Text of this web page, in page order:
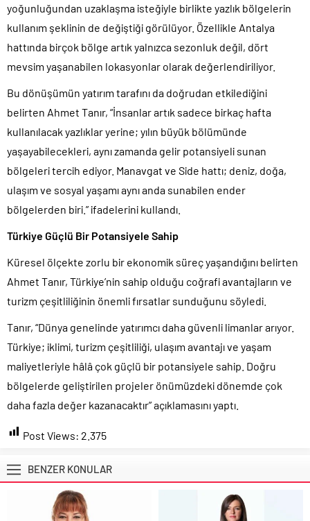
yoğunluğundan uzaklaşma isteğiyle birlikte yazlık bölgelerin
kullanım şeklinin de değiştiği görülüyor. Özellikle Antalya
hattında birçok bölge artık yalnızca sezonluk değil, dört
mevsim yaşanabilen lokasyonlar olarak değerlendiriliyor.
Bu dönüşümün yatırım tarafını da doğrudan etkilediğini
belirten Ahmet Tanır, “İnsanlar artık sadece birkaç hafta
kullanılacak yazlıklar yerine; yılın büyük bölümünde
yaşayabilecekleri, aynı zamanda gelir potansiyeli sunan
bölgeleri tercih ediyor. Manavgat ve Side hattı; deniz, doğa,
ulaşım ve sosyal yaşamı aynı anda sunabilen ender
bölgelerden biri.” ifadelerini kullandı.
Türkiye Güçlü Bir Potansiyele Sahip
Küresel ölçekte zorlu bir ekonomik süreç yaşandığını belirten
Ahmet Tanır, Türkiye’nin sahip olduğu coğrafi avantajların ve
turizm çeşitliliğinin önemli fırsatlar sunduğunu söyledi.
Tanır, “Dünya genelinde yatırımcı daha güvenli limanlar arıyor.
Türkiye; iklimi, turizm çeşitliliği, ulaşım avantajı ve yaşam
maliyetleriyle hâlâ çok güçlü bir potansiyele sahip. Doğru
bölgelerde geliştirilen projeler önümüzdeki dönemde çok
daha fazla değer kazanacaktır” açıklamasını yaptı.
Post Views: 2.375
BENZER KONULAR